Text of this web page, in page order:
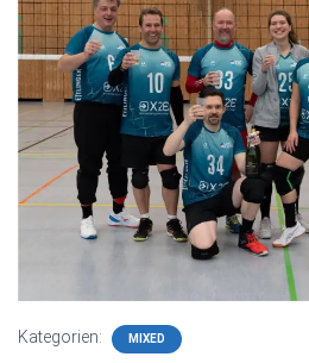
Kategorien: MIXED